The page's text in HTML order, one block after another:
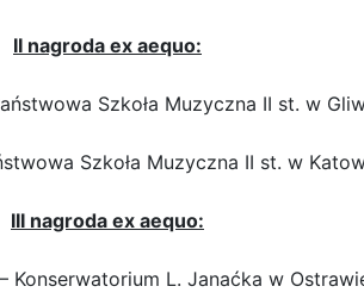
II nagroda ex aequo:
Szkoła Muzyczna II st. w
Szkoła Muzyczna II st. w
III nagroda ex aequo:
Konserwatorium L. Janaćka w